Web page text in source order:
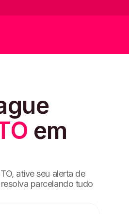
em
ative seu alerta de
parcelando tudo